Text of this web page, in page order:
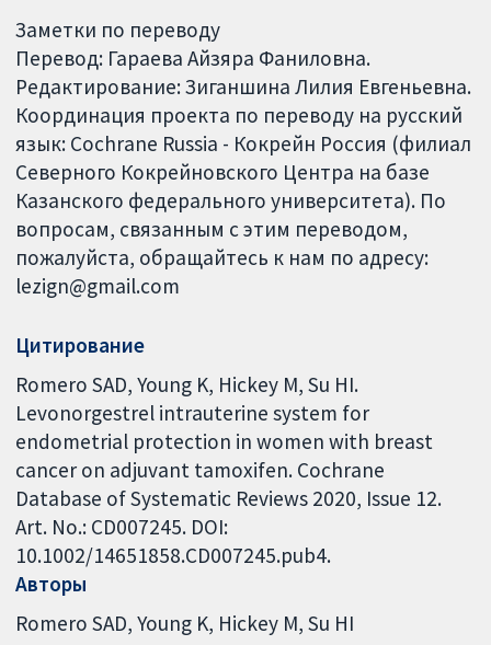
Заметки по переводу
Перевод: Гараева Айзяра Фаниловна.
Редактирование: Зиганшина Лилия Евгеньевна.
Координация проекта по переводу на русский
язык: Cochrane Russia - Кокрейн Россия (филиал
Северного Кокрейновского Центра на базе
Казанского федерального университета). По
вопросам, связанным с этим переводом,
пожалуйста, обращайтесь к нам по адресу:
lezign@gmail.com
Цитирование
Romero SAD, Young K, Hickey M, Su HI.
Levonorgestrel intrauterine system for
endometrial protection in women with breast
cancer on adjuvant tamoxifen. Cochrane
Database of Systematic Reviews 2020, Issue 12.
Art. No.: CD007245. DOI:
10.1002/14651858.CD007245.pub4.
Авторы
Romero SAD Young K Hickey M Su HI